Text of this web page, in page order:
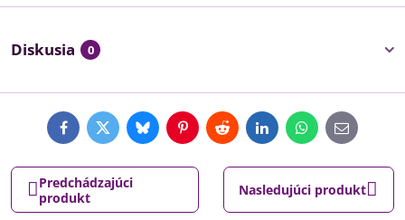
Diskusia 0
FacebookTwitterBlueskyPinterestRedditLinkedInWhatsApp
E-
mail
Predchádzajúci
produkt
Nasledujúci produkt